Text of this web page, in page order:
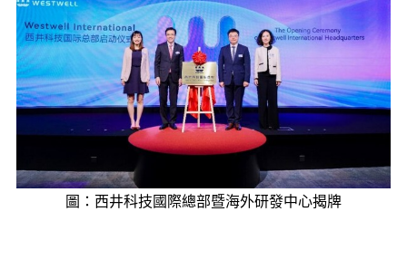
圖：西井科技國際總部暨海外研發中心揭牌